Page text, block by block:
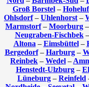
Groß Borstel–
Ohlsdorf– Uhlenhorst –
Marmstorf– Moorburg –
Neugraben-Fischbek–
Altona – Eimsbüttel–
Bergedorf– Harburg–
Reinbek – Wedel –
Henstedt-Ulzburg–
Lüneburg – Reinfeld